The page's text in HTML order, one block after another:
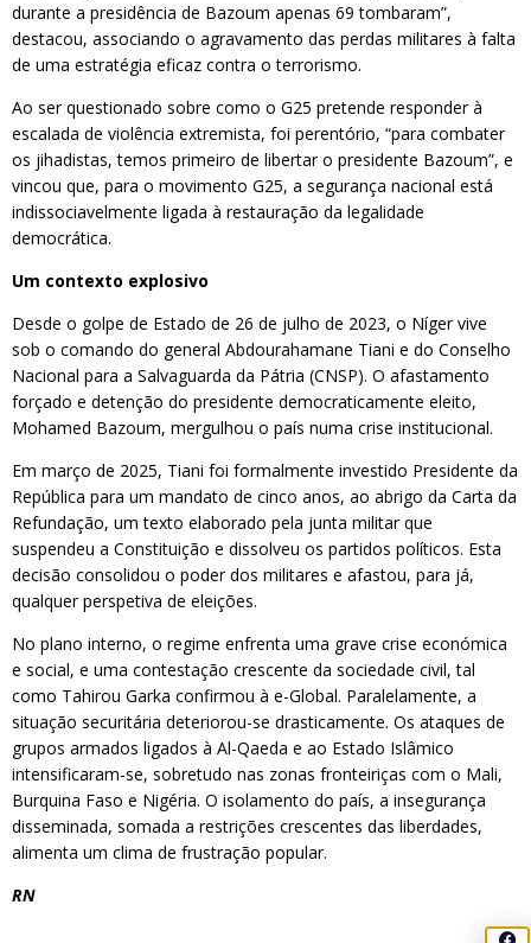
durante a presidência de Bazoum apenas 69 tombaram”,
destacou, associando o agravamento das perdas militares à falta
de uma estratégia eficaz contra o terrorismo.
Ao ser questionado sobre como o G25 pretende responder à
escalada de violência extremista, foi perentório, “para combater
os jihadistas, temos primeiro de libertar o presidente Bazoum”, e
vincou que, para o movimento G25, a segurança nacional está
indissociavelmente ligada à restauração da legalidade
democrática.
Um contexto explosivo
Desde o golpe de Estado de 26 de julho de 2023, o Níger vive
sob o comando do general Abdourahamane Tiani e do Conselho
Nacional para a Salvaguarda da Pátria (CNSP). O afastamento
forçado e detenção do presidente democraticamente eleito,
Mohamed Bazoum, mergulhou o país numa crise institucional.
Em março de 2025, Tiani foi formalmente investido Presidente da
República para um mandato de cinco anos, ao abrigo da Carta da
Refundação, um texto elaborado pela junta militar que
suspendeu a Constituição e dissolveu os partidos políticos. Esta
decisão consolidou o poder dos militares e afastou, para já,
qualquer perspetiva de eleições.
No plano interno, o regime enfrenta uma grave crise económica
e social, e uma contestação crescente da sociedade civil, tal
como Tahirou Garka confirmou à e-Global. Paralelamente, a
situação securitária deteriorou-se drasticamente. Os ataques de
grupos armados ligados à Al-Qaeda e ao Estado Islâmico
intensificaram-se, sobretudo nas zonas fronteiriças com o Mali,
Burquina Faso e Nigéria. O isolamento do país, a insegurança
disseminada, somada a restrições crescentes das liberdades,
alimenta um clima de frustração popular.
RN